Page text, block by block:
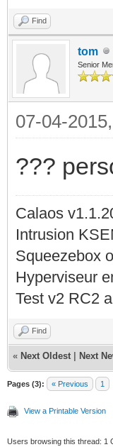
Find
tom
Senior
07-04-
???
Calaos
Intrusion
Squeezebox
Hyperviseur
Test v2 RC2
Find
« Next Oldest Next
Pages (3): « Previous 1
View a Printable Version
Users browsing this thread: 1